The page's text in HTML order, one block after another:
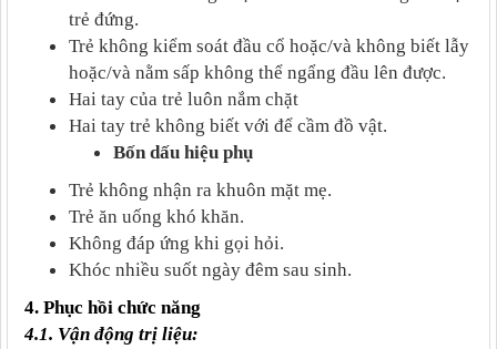
trẻ đứng.
Trẻ không kiểm soát đầu cổ hoặc/và không biết lẫy
hoặc/và nằm sấp không thể ngẩng đầu lên được.
Hai tay của trẻ luôn nắm chặt
Hai tay trẻ không biết với để cầm đồ vật.
Bốn dấu hiệu phụ
Trẻ không nhận ra khuôn mặt mẹ.
Trẻ ăn uống khó khăn.
Không đáp ứng khi gọi hỏi.
Khóc nhiều suốt ngày đêm sau sinh.
4. Phục hồi chức năng
4.1. Vận động trị liệu: